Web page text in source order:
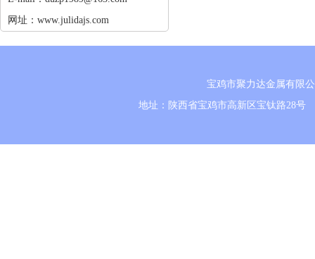
网址：www.julidajs.com
宝鸡市聚力达金属有
地址：陕西省宝鸡市高新区宝钛路28号